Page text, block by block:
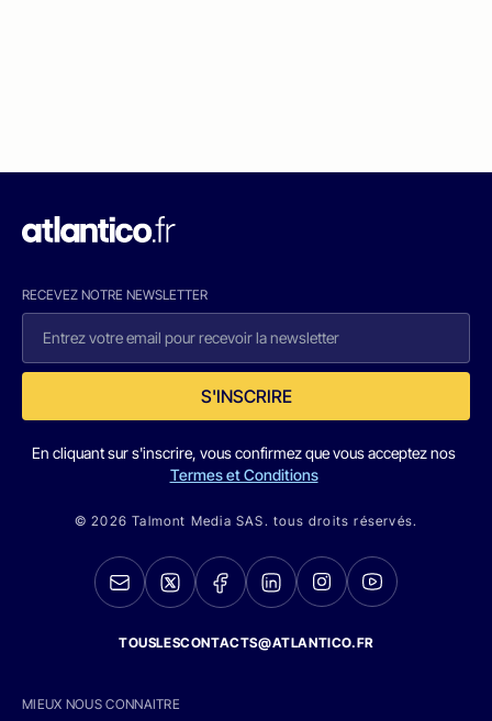
RECEVEZ NOTRE NEWSLETTER
S'INSCRIRE
En cliquant sur s'inscrire, vous confirmez que vous acceptez nos
Termes et Conditions
© 2026 Talmont Media SAS. tous droits réservés.
TOUSLESCONTACTS@ATLANTICO.FR
MIEUX NOUS CONNAITRE